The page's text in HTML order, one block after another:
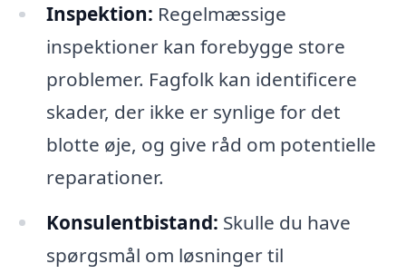
Inspektion: Regelmæssige
inspektioner kan forebygge store
problemer. Fagfolk kan identificere
skader, der ikke er synlige for det
blotte øje, og give råd om potentielle
reparationer.
Konsulentbistand: Skulle du have
spørgsmål om løsninger til